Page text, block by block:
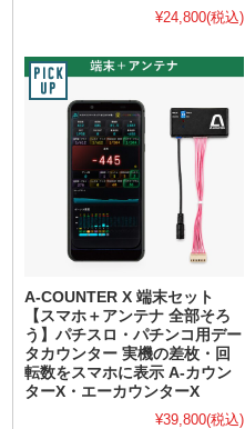
¥24,800(税込)
A-COUNTER X 端末セット
【スマホ＋アンテナ 全部そろ
う】パチスロ・パチンコ用デー
タカウンター 実機の差枚・回
転数をスマホに表示 A-カウン
ターX・エーカウンターX
¥39,800(税込)